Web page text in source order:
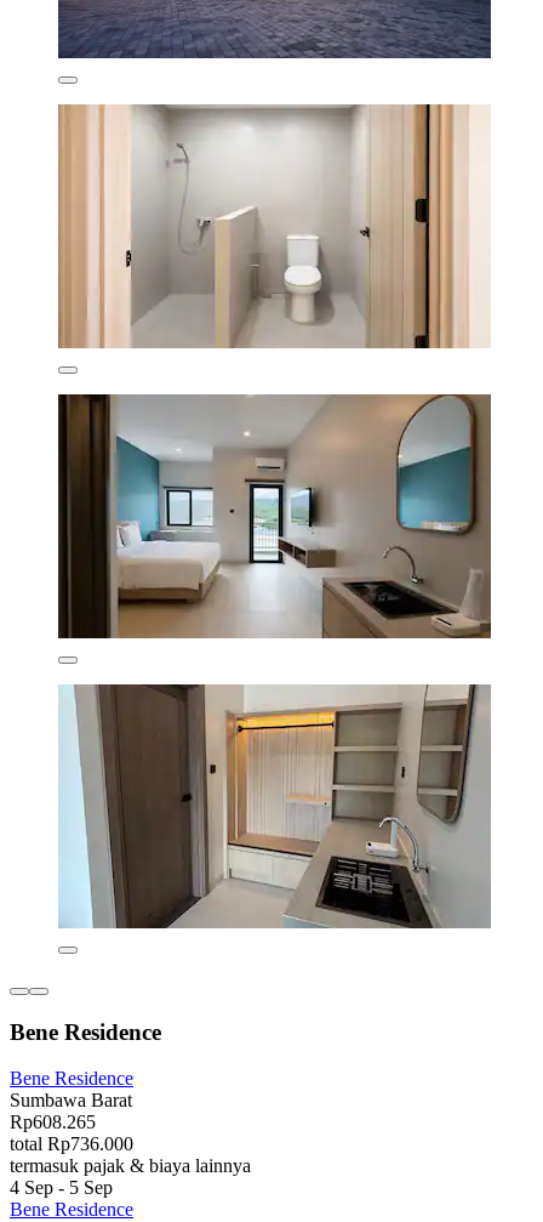
Bene Residence
Bene Residence
Sumbawa Barat
Rp608.265
total Rp736.000
termasuk pajak & biaya lainnya
4 Sep - 5 Sep
Bene Residence